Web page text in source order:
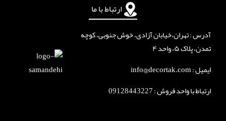
ارتباط با ما
آدرس : تهران،خیابان آزادی، خوش جنوبی، کوچه
تمدن، پلاک ۵، واحد ۴
ایمیل : info@decortak.com
ارتباط با واحد فروش :09128443227